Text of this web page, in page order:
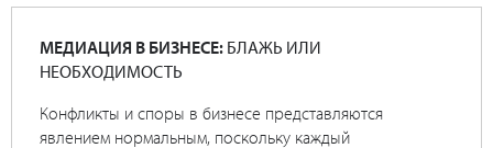
МЕДИАЦИЯ В БИЗНЕСЕ: БЛАЖЬ ИЛИ
НЕОБХОДИМОСТЬ
Конфликты и споры в бизнесе представляются
явлением нормальным, поскольку каждый